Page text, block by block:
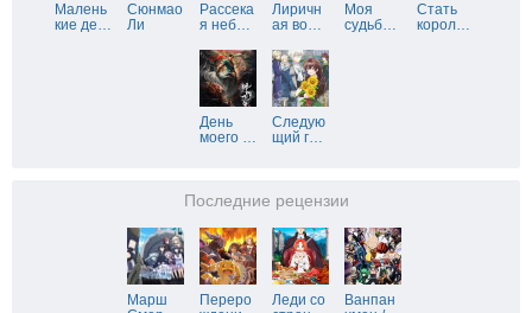
Малень
кие де…
Сюнмао
Ли
Рассека
я неб…
Лиричн
ая во…
Моя
судьб…
Стать
корол…
День
моего …
Следую
щий г…
Последние рецензии
Марш
Переро
Леди со
Ванпан